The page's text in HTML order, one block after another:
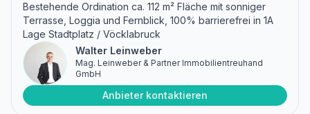
Bestehende Ordination ca. 112 m² Fläche mit sonniger
Terrasse, Loggia und Fernblick, 100% barrierefrei in 1A
Lage Stadtplatz / Vöcklabruck
Walter Leinweber
Mag. Leinweber & Partner Immobilientreuhand
GmbH
Anbieter kontaktieren